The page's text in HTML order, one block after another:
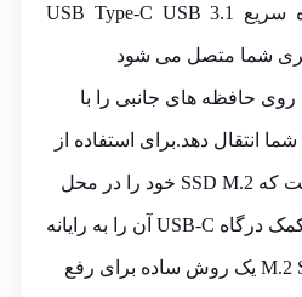
این قاب از طریق درگاه سریع USB Type-C USB 3.1
روی حافظه های جانبی را با
انتقال دهد.برای استفاده از
این قاب حافظه کافی است که SSD M.2 خود را در محل
تعبیه شده قرار دهیدو به کمک درگاه USB-C آن را به رایانه
خود متصل کنید.قاب M.2 SSD یک روش ساده برای رفع